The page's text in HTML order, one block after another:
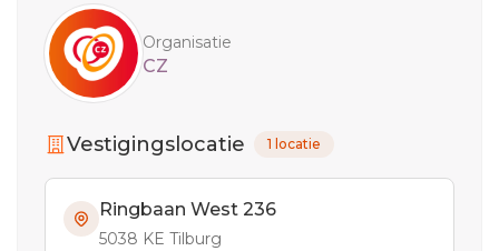
Organisatie
CZ
Vestigingslocatie 1 locatie
Ringbaan West 236
5038 KE Tilburg